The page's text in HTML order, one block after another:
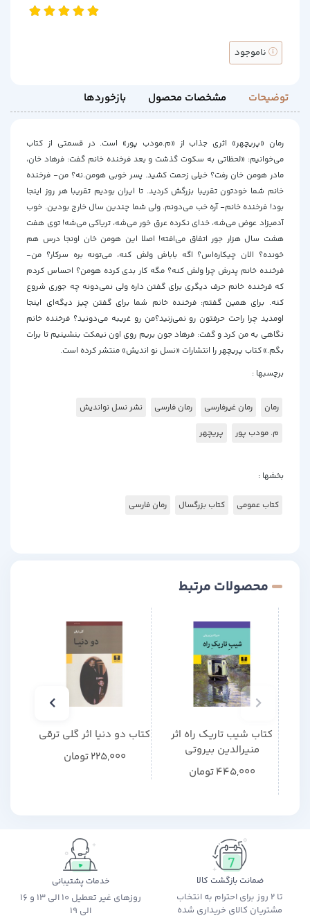
ناموجود
توضیحات مشخصات محصول بازخوردها
رمان «پریچهر» اثری جذاب از «م.مودب پور» است. در قسمتی از کتاب
می‌خوانیم: «لحظاتی به سکوت گذشت و بعد فرخنده خانم گفت: فرهاد خان،
مادر هومن خان رفت؟ خیلی زحمت کشید. پسر خوبی هومن.نه؟ من- فرخنده
خانم شما خودتون تقریبا بزرگش کردید. تا ایران بودیم تقریبا هر روز اینجا
بود! فرخنده خانم- آره خب می‌دونم. ولی شما چندین سال خارج بودین. خوب
آدمیزاد عوض می‌شه، خدای نکرده عرق خور می‌شه، تریاکی می‌شه! توی هفت
هشت سال هزار جور اتفاق می‌افته! اصلا این هومن خان اونجا درس هم
خونده؟ الان چیکاره‌اس؟ اگه باباش ولش کنه، می‌تونه بره سرکار؟ من-
فرخنده خانم پدرش چرا ولش کنه؟ مگه کار بدی کرده هومن؟ احساس کردم
که فرخنده خانم حرف دیگری برای گفتن داره ولی نمی‌دونه چه جوری شروع
کنه. برای همین گفتم: فرخنده خانم شما برای گفتن چیز دیگه‌ای اینجا
اومدید چرا راحت حرفتون رو نمی‌زنید؟من رو غریبه می‌دونید؟ فرخنده خانم
نگاهی به من کرد و گفت: فرهاد جون بریم روی اون نیمکت بنشینیم تا برات
بگم.» کتاب پریچهر را انتشارات «نسل نو اندیش» منتشر کرده است.
برچسبها :
رمان رمان غیرفارسی رمان فارسی نشر نسل نواندیش
م. مودب پور پریچهر
بخشها :
کتاب عمومی کتاب بزرگسال رمان فارسی
محصولات مرتبط
کتاب شیب تاریک راه اثر
منیرالدین بیروتی
445,000تومان
کتاب دو دنیا اثر گلی ترقی
225,000تومان
ضمانت بازگشت کالا
تا 2 روز برای احترام به انتخاب
مشتریان کالای خریداری شده
خدمات پشتیبانی
روزهای غیر تعطیل 10 الی 13 و 16
الی 19